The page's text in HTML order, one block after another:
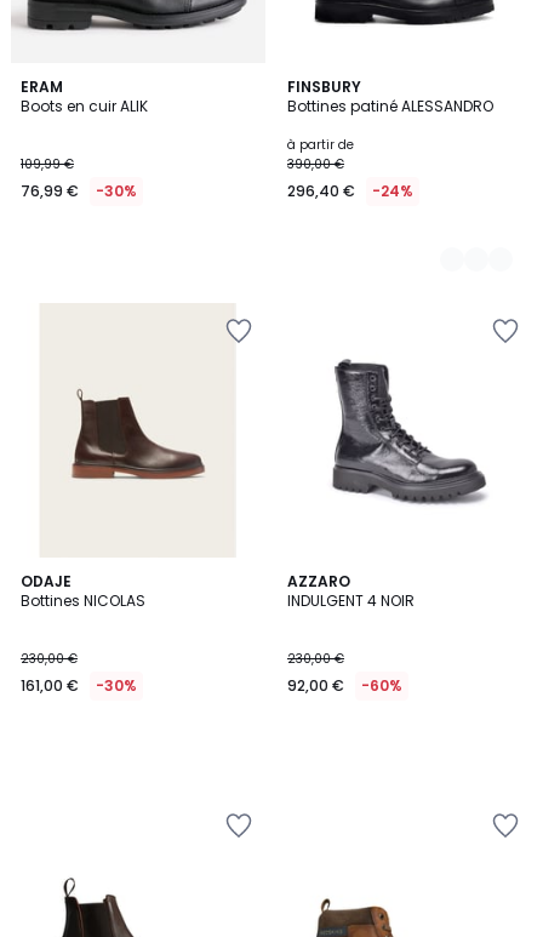
ERAM
Boots en cuir ALIK
109,99 €
76,99 € -30%
FINSBURY
Bottines patiné ALESSANDRO
à partir de
390,00 €
296,40 € -24%
2
Couleurs
ODAJE
Bottines NICOLAS
230,00 €
161,00 € -30%
AZZARO
INDULGENT 4 NOIR
230,00 €
92,00 € -60%